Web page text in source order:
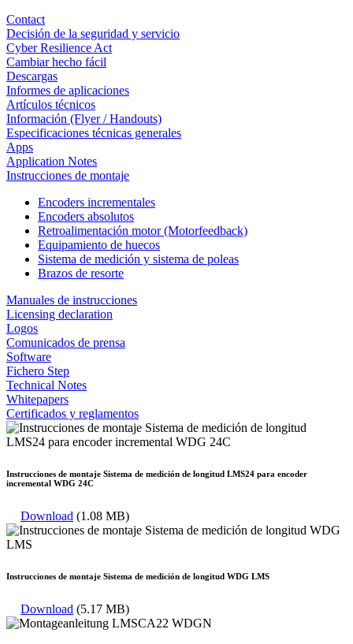
Contact
Decisión de la seguridad y servicio
Cyber Resilience Act
Cambiar hecho fácil
Descargas
Informes de aplicaciones
Artículos técnicos
Información (Flyer / Handouts)
Especificaciones técnicas generales
Apps
Application Notes
Instrucciones de montaje
Encoders incrementales
Encoders absolutos
Retroalimentación motor (Motorfeedback)
Equipamiento de huecos
Sistema de medición y sistema de poleas
Brazos de resorte
Manuales de instrucciones
Licensing declaration
Logos
Comunicados de prensa
Software
Fichero Step
Technical Notes
Whitepapers
Certificados y reglamentos
Instrucciones de montaje Sistema de medición de longitud LMS24 para encoder
incremental WDG 24C
Download (1.08 MB)
Instrucciones de montaje Sistema de medición de longitud WDG LMS
Download (5.17 MB)